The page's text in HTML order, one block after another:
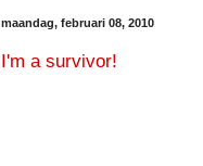
maandag, februari 08, 2010
I'm a survivor!